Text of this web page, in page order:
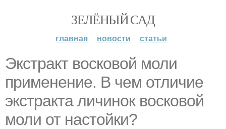
ЗЕЛЁНЫЙ САД
главная новости статьи
Экстракт восковой моли
применение. В чем отличие
экстракта личинок восковой
моли от настойки?